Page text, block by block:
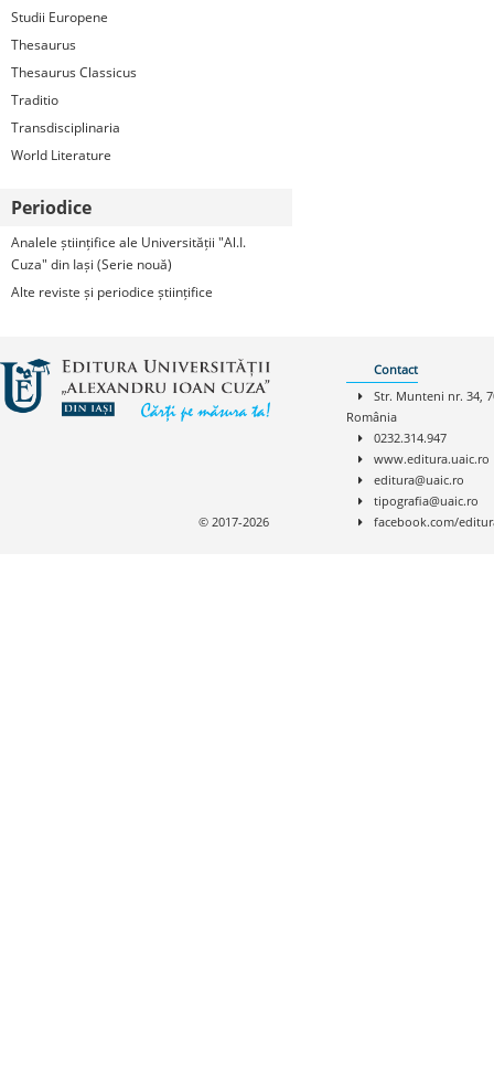
Studii Europene
Thesaurus
Thesaurus Classicus
Traditio
Transdisciplinaria
World Literature
Periodice
Analele științifice ale Universității "Al.I.
Cuza" din Iași (Serie nouă)
Alte reviste și periodice științifice
Contact
Str. Munteni nr. 34,
România
0232.314.947
www.editura.uaic.ro
editura@uaic.ro
tipografia@uaic.ro
facebook.com/
© 2017-2026